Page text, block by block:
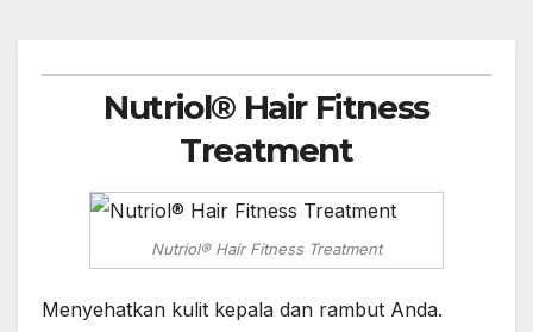
Nutriol® Hair Fitness
Treatment
Nutriol® Hair Fitness Treatment
Menyehatkan kulit kepala dan rambut Anda.